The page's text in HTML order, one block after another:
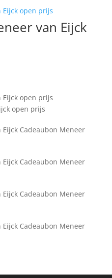
van Eijck
open prijs
Cadeaubon Meneer
Cadeaubon Meneer
Cadeaubon Meneer
Cadeaubon Meneer